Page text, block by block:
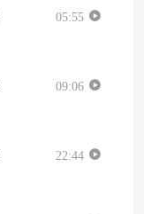
05:55
09:06
22:44